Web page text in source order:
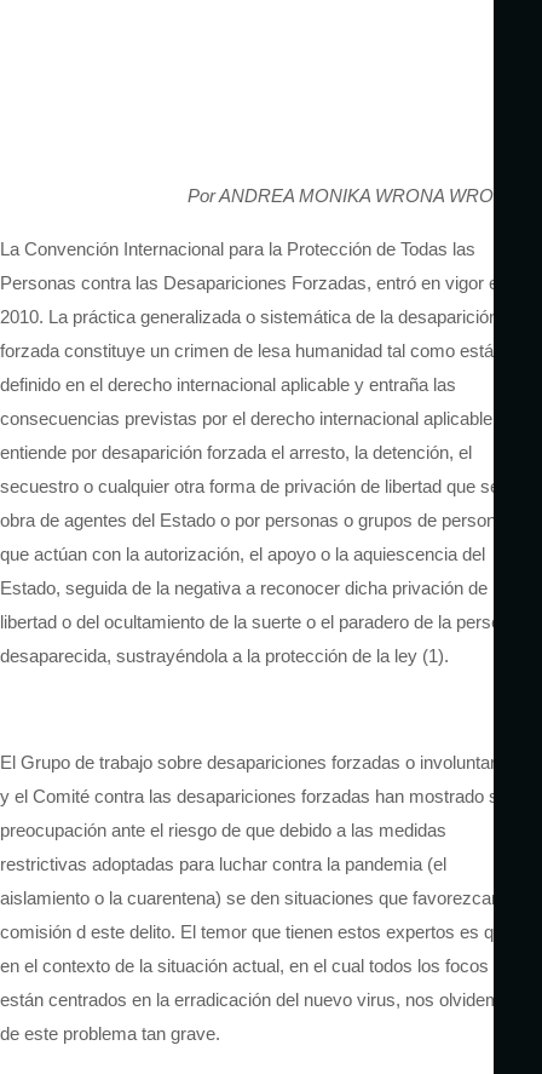
Por ANDREA MONIKA WRONA WRONA
La Convención Internacional para la Protección de Todas las
Personas contra las Desapariciones Forzadas, entró en vigor en
2010. La práctica generalizada o sistemática de la desaparición
forzada constituye un crimen de lesa humanidad tal como está
definido en el derecho internacional aplicable y entraña las
consecuencias previstas por el derecho internacional aplicable. Se
entiende por desaparición forzada el arresto, la detención, el
secuestro o cualquier otra forma de privación de libertad que sean
obra de agentes del Estado o por personas o grupos de personas
que actúan con la autorización, el apoyo o la aquiescencia del
Estado, seguida de la negativa a reconocer dicha privación de
libertad o del ocultamiento de la suerte o el paradero de la persona
desaparecida, sustrayéndola a la protección de la ley (1).
El Grupo de trabajo sobre desapariciones forzadas o involuntarias
y el Comité contra las desapariciones forzadas han mostrado su
preocupación ante el riesgo de que debido a las medidas
restrictivas adoptadas para luchar contra la pandemia (el
aislamiento o la cuarentena) se den situaciones que favorezcan la
comisión d este delito. El temor que tienen estos expertos es que
en el contexto de la situación actual, en el cual todos los focos
están centrados en la erradicación del nuevo virus, nos olvidemos
de este problema tan grave.